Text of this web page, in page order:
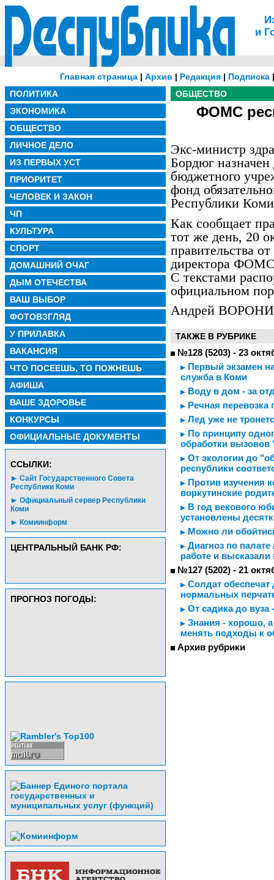
и
Главная страница | Архив | Редакция | Подписка
ПОЛИТИКА
ЭКОНОМИКА
ОБЩЕСТВО
ЛИЧНОЕ ДЕЛО
ИЗ ПЕРВЫХ УСТ
ПРИОРИТЕТ
ЧЕЛОВЕК И ЗАКОН
ЧП
КУЛЬТУРА
СПОРТ
ДОМАШНИЙ ОЧАГ
ДЫМ ОТЕЧЕСТВА
ВАШ ВЫБОР
ФОТОВЗГЛЯД
У ПРИЛАВКА
ВАКАНСИЯ
ЧТО ПОСЕЕШЬ, ТО ПОЖНЕШЬ
АФИША
ВАШЕ ЗДОРОВЬЕ
КОНКУРСЫ
ОФИЦИАЛЬНЫЕ ДОКУМЕНТЫ
CСЫЛКИ:
Сайт Государственного Совета
Республики Коми
Официальный сервер Республики
Коми
Комиинформ
ЦЕНТРАЛЬНЫЙ БАНК РФ:
ПРОГНОЗ ПОГОДЫ:
ОБЩЕСТВО
ФОМС
Экс-министр
Бордюг назначен
бюджетного
фонд
Республики
Как сообщает
тот же день, 20
правительства
директора
С текстами
официальном
Андрей
ТАКЖЕ В РУБРИКЕ
№128 (5203) - 23
Первый экзамен
служба в Коми
Воду в дом - за
Речная перевозка
Лед уже не
По принципу
обработки
От экологии до
республики
Против изучения
воркутинские
В год векового
установлены
Можно ли
Диагноз по
работе и
№127 (5202) - 21
Солдат обеспечат
нормальных
От садика до вуза
Знания - хорошо,
менять подходы к
Архив рубрики